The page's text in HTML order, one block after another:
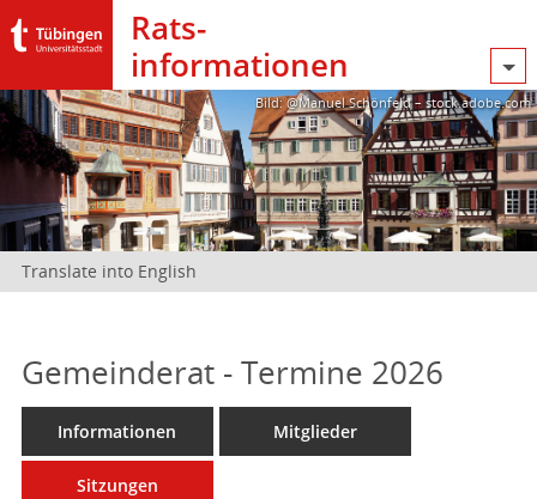
Rats­
informationen
Bild: @Manuel Schönfeld – stock.adobe.com
Translate into English
Gemeinderat - Termine 2026
Informationen Mitglieder
Sitzungen